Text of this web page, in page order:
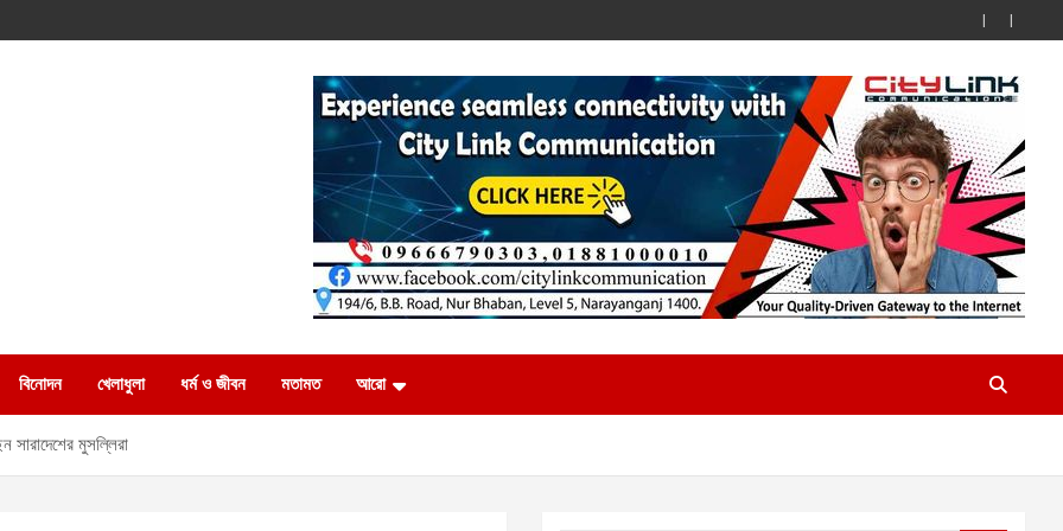
বিনোদন খেলাধুলা ধর্ম ও জীবন মতামত আরো
সারাদেশের মুসল্লিরা